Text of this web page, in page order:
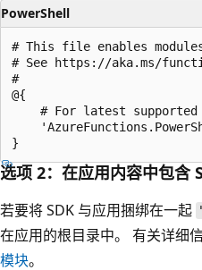
PowerShell
# This file enables
# See https://aka.ms/
#
@{
# For latest
选项 2：在应用内容中包含
若要将 SDK 与应用捆绑在一起
在应用的根目录中。 有关详细
模块。